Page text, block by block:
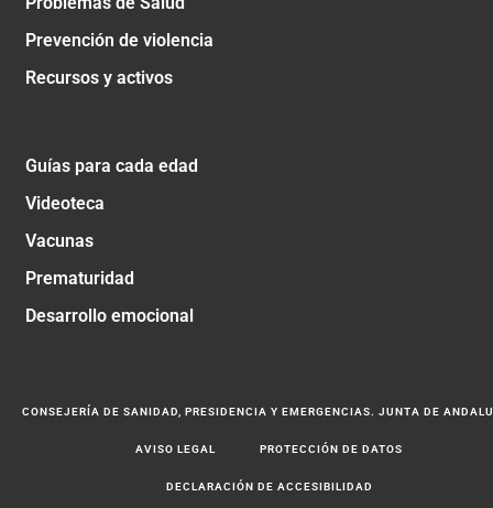
Prevención de violencia
Recursos y activos
Guías para cada edad
Videoteca
Vacunas
Prematuridad
Desarrollo emocional
CONSEJERÍA DE SANIDAD, PRESIDENCIA Y EMERGENCIAS. JUNTA DE
AVISO LEGAL PROTECCIÓN DE DATOS
DECLARACIÓN DE ACCESIBILIDAD